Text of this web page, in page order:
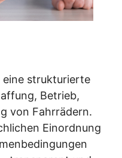
strukturierte
Betrieb,
von Fahrrädern.
Einordnung